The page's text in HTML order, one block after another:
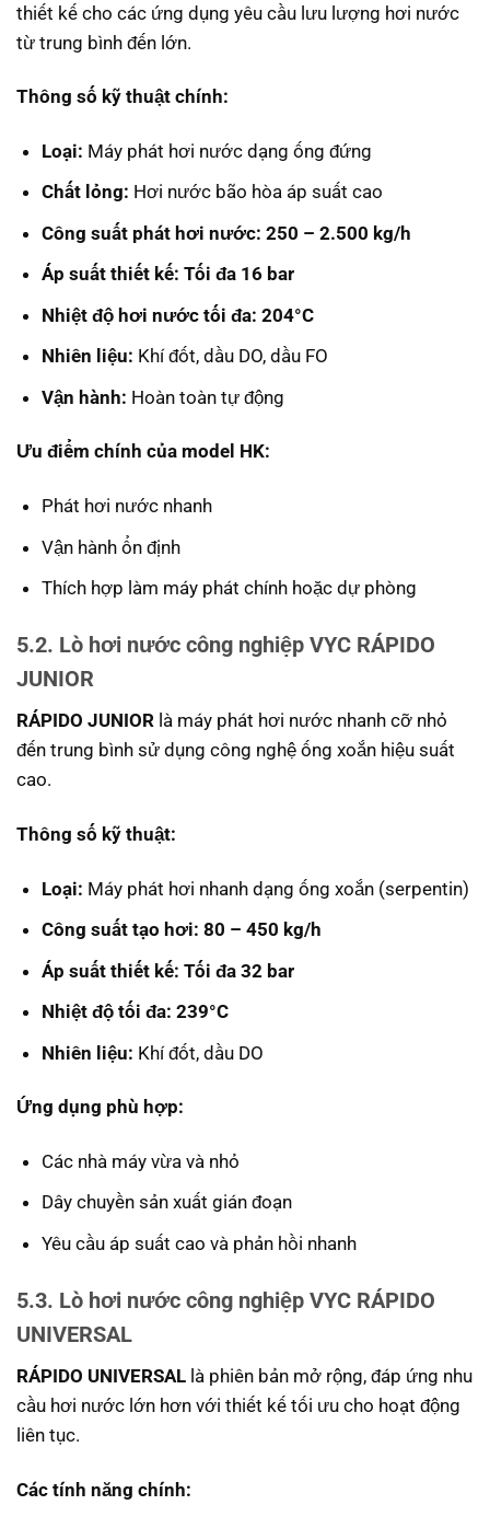
thiết kế cho các ứng dụng yêu cầu lưu lượng hơi nước
từ trung bình đến lớn.
Thông số kỹ thuật chính:
Loại: Máy phát hơi nước dạng ống đứng
Chất lỏng: Hơi nước bão hòa áp suất cao
Công suất phát hơi nước: 250 – 2.500 kg/h
Áp suất thiết kế: Tối đa 16 bar
Nhiệt độ hơi nước tối đa: 204°C
Nhiên liệu: Khí đốt, dầu DO, dầu FO
Vận hành: Hoàn toàn tự động
Ưu điểm chính của model HK:
Phát hơi nước nhanh
Vận hành ổn định
Thích hợp làm máy phát chính hoặc dự phòng
5.2. Lò hơi nước công nghiệp VYC RÁPIDO
JUNIOR
RÁPIDO JUNIOR là máy phát hơi nước nhanh cỡ nhỏ
đến trung bình sử dụng công nghệ ống xoắn hiệu suất
cao.
Thông số kỹ thuật:
Loại: Máy phát hơi nhanh dạng ống xoắn (serpentin)
Công suất tạo hơi: 80 – 450 kg/h
Áp suất thiết kế: Tối đa 32 bar
Nhiệt độ tối đa: 239°C
Nhiên liệu: Khí đốt, dầu DO
Ứng dụng phù hợp:
Các nhà máy vừa và nhỏ
Dây chuyền sản xuất gián đoạn
Yêu cầu áp suất cao và phản hồi nhanh
5.3. Lò hơi nước công nghiệp VYC RÁPIDO
UNIVERSAL
RÁPIDO UNIVERSAL là phiên bản mở rộng, đáp ứng nhu
cầu hơi nước lớn hơn với thiết kế tối ưu cho hoạt động
liên tục.
Các tính năng chính: